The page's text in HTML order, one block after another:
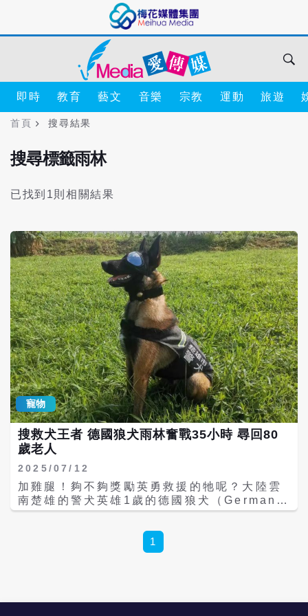
即時 教育 藝文 音樂 宗教 運動 旅遊
首頁 搜尋結果
搜尋標籤雨林
已找到1則相關結果
寵物
搜救犬王者 德國狼犬雨林奮戰35小時 尋回80
歲老人
2025/07/12
加雞腿！夠不夠獎勵英勇救援的牠呢？大陸雲
南楚雄的警犬英雄1歲的德國狼犬（German
Shepherd）「巴頓」。在一場歷時35小時、
員搭檔出色發揮，找回走失的80歲老人。這波
表現，再次證明狼犬是搜救犬界的天選之種。
1